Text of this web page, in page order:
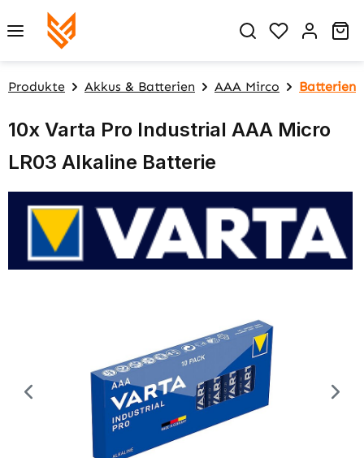
Zum Hauptinhalt springen
Du hast 0
Produkte Akkus & Batterien AAA Mirco Batterien
10x Varta Pro Industrial AAA Micro
LR03 Alkaline Batterie